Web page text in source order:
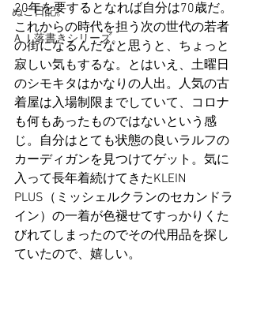
ぬこ日記。
ＡＩ落書きシリーズ。
20年を要するとなれば自分は70歳だ。
これからの時代を担う次の世代の若者
の街になるんだなと思うと、ちょっと
寂しい気もするな。とはいえ、土曜日
のシモキタはかなりの人出。人気の古
着屋は入場制限までしていて、コロナ
も何もあったものではないという感
じ。自分はとても状態の良いラルフの
カーディガンを見つけてゲット。気に
入って長年着続けてきたKLEIN
PLUS（ミッシェルクランのセカンドラ
イン）の一着が色褪せてすっかりくた
びれてしまったのでその代用品を探し
ていたので、嬉しい。